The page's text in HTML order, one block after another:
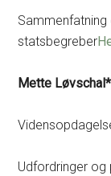
statsbegreber
Mette Løvschal*
Udfordringer